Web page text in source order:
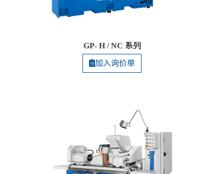
GP- H / NC 系列
加入询价单